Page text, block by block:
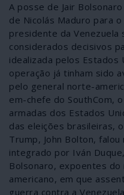
A posse de Jair
de Nicolás Maduro para
presidente da Venezuela
considerados decisivos
idealizada pelos Estados
operação já tinham sido
pelo general norte-
em-chefe do SouthCom,
armadas dos Estados
das eleições brasileiras,
Trump, John Bolton,
integrado por Iván
Bolsonaro, expoentes
americano, em que
guerra contra a